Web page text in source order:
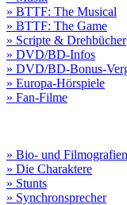
» BTTF: The Musical
» BTTF: The Game
» Scripte & Drehbücher
» DVD/BD-Infos
» DVD/BD-Bonus-
» Europa-Hörspiele
» Fan-Filme
» Bio- und Filmografien
» Die Charaktere
» Stunts
» Synchronsprecher